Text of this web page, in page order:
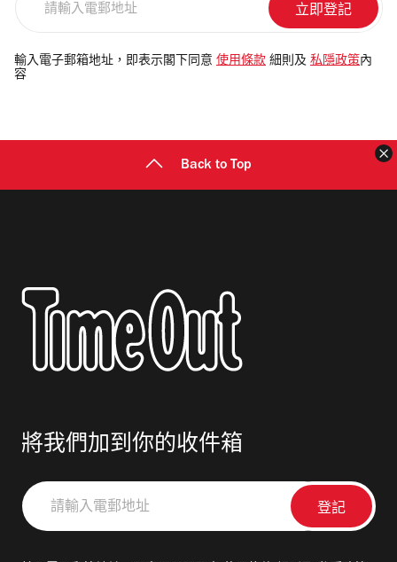
電
郵
輸入電子郵箱地址，即表示閣下同意 使用條款 細則及 私隱政策 內
容
Back to Top
將我們加到你的收件箱
請
輸